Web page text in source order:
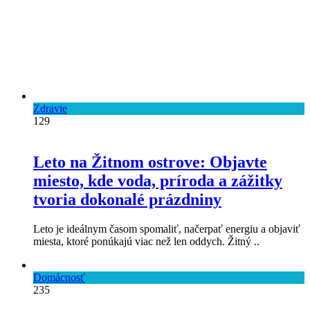
Zdravie
129
Leto na Žitnom ostrove: Objavte
miesto, kde voda, príroda a zážitky
tvoria dokonalé prázdniny
Leto je ideálnym časom spomaliť, načerpať energiu a objaviť
miesta, ktoré ponúkajú viac než len oddych. Žitný ..
Domácnosť
235